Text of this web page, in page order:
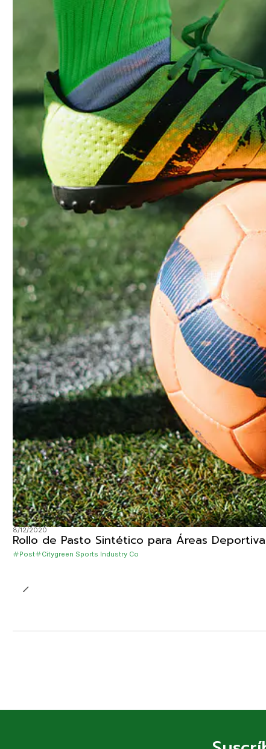
8/12/2020
Rollo de Pasto Sintético para Áreas
Post Citygreen Sports Industry Co